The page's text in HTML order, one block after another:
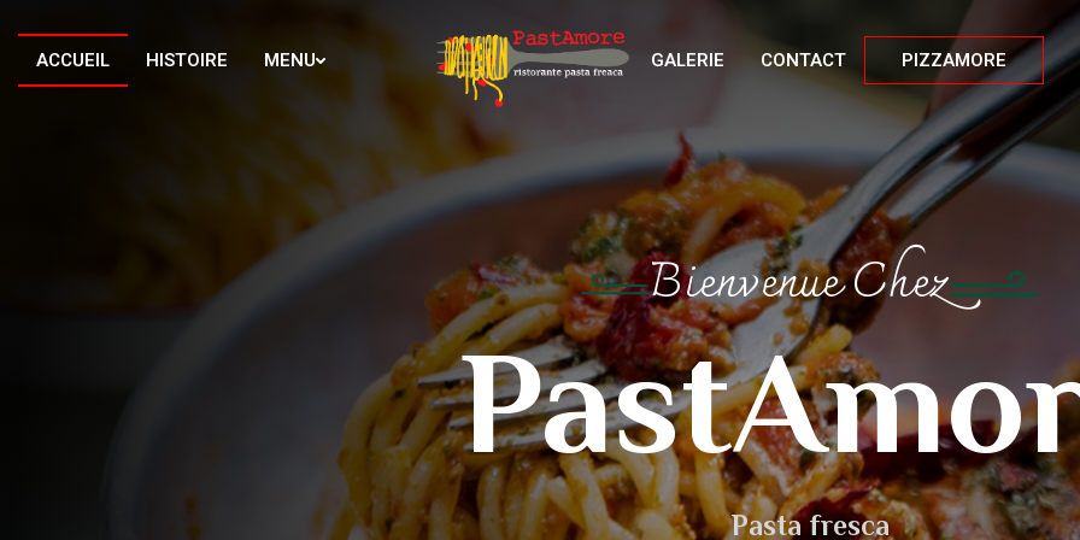
ACCUEIL HISTOIRE MENU GALERIE CONTACT PIZZAMORE
Bienvenue Chez
Pasta fresca